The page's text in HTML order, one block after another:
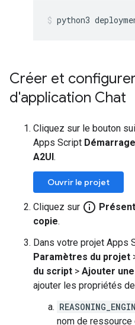
python3
Créer et
d'application Chat
Cliquez sur le bouton
Apps Script
A2UI.
Ouvrir le projet
Cliquez sur info_outline
copie.
Dans votre projet Apps
Paramètres du projet
du script > Ajouter
ajouter les propriétés
nom de